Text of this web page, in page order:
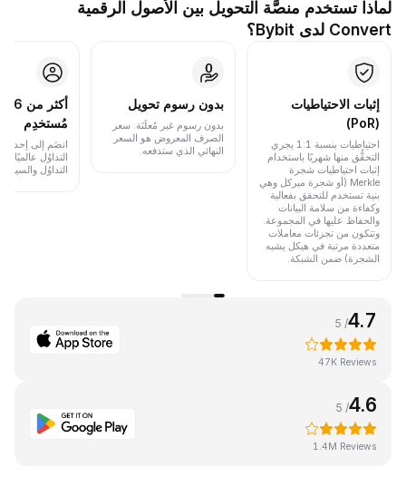
لماذا تستخدم منصَّة التحويل بين الأصول الرقمية
Convert لدى Bybit؟
إثبات الاحتياطيات
(PoR)
احتياطيات بنسبة 1:1 يجري
التحقُّق منها شهريًا باستخدام
إثبات احتياطيات شجرة
Merkle (أو شجرة ميركل وهي
بنية تستخدم للتحقق بفعالية
وكفاءة من سلامة البيانات
والحفاظ عليها في المجموعة.
وتتكون من تجزئات معاملات
متعددة مرتبة في هيكل يشبه
الشجرة) ضمن الشبكة.
بدون رسوم تحويل
بدون رسوم غير مُعلَنَة. سعر
الصرف المعروض هو السعر
النهائي الذي ستدفعه.
مُستخدِم
انضَم إلى إحدى
التداوُل
التداوُل والسيولة.
4.7
/ 5
47K Reviews
4.6
/ 5
1.4M Reviews